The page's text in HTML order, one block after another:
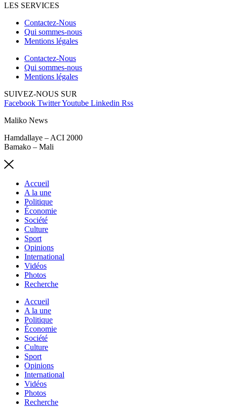
LES SERVICES
Contactez-Nous
Qui sommes-nous
Mentions légales
Contactez-Nous
Qui sommes-nous
Mentions légales
SUIVEZ-NOUS SUR
Facebook TwitterYoutube Linkedin Rss
Maliko News
Hamdallaye – ACI 2000
Bamako – Mali
Accueil
A la une
Politique
Économie
Société
Culture
Sport
Opinions
International
Vidéos
Photos
Recherche
Accueil
A la une
Politique
Économie
Société
Culture
Sport
Opinions
International
Vidéos
Photos
Recherche